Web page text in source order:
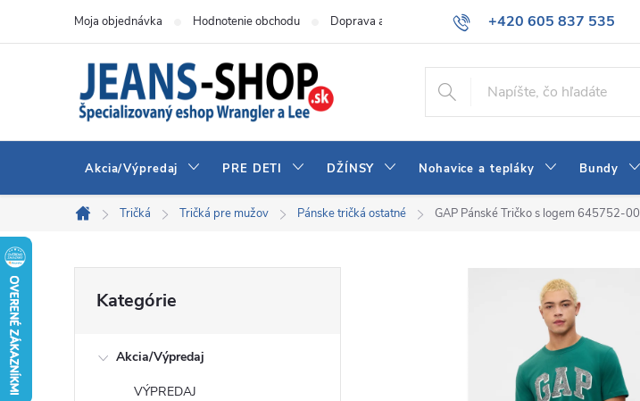
+420 605 837 535
info@jeans-shop.sk
Moja objednávka Hodnotenie obchodu Doprava a platba Všeobecné obchodné podmienky
Akcia/Výpredaj PRE DETI DŽÍNSY Nohavice a tepláky Bundy
Domov
Tričká Tričká pre mužov Pánske tričká ostatné GAP Pánské Tričko s logem 645752-00
kategórie
Kategórie
Akcia/Výpredaj
VÝPREDAJ